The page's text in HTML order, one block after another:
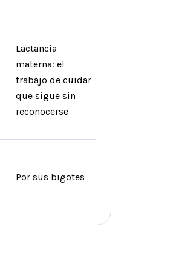
Lactancia
materna: el
trabajo de cuidar
que sigue sin
reconocerse
Por sus bigotes